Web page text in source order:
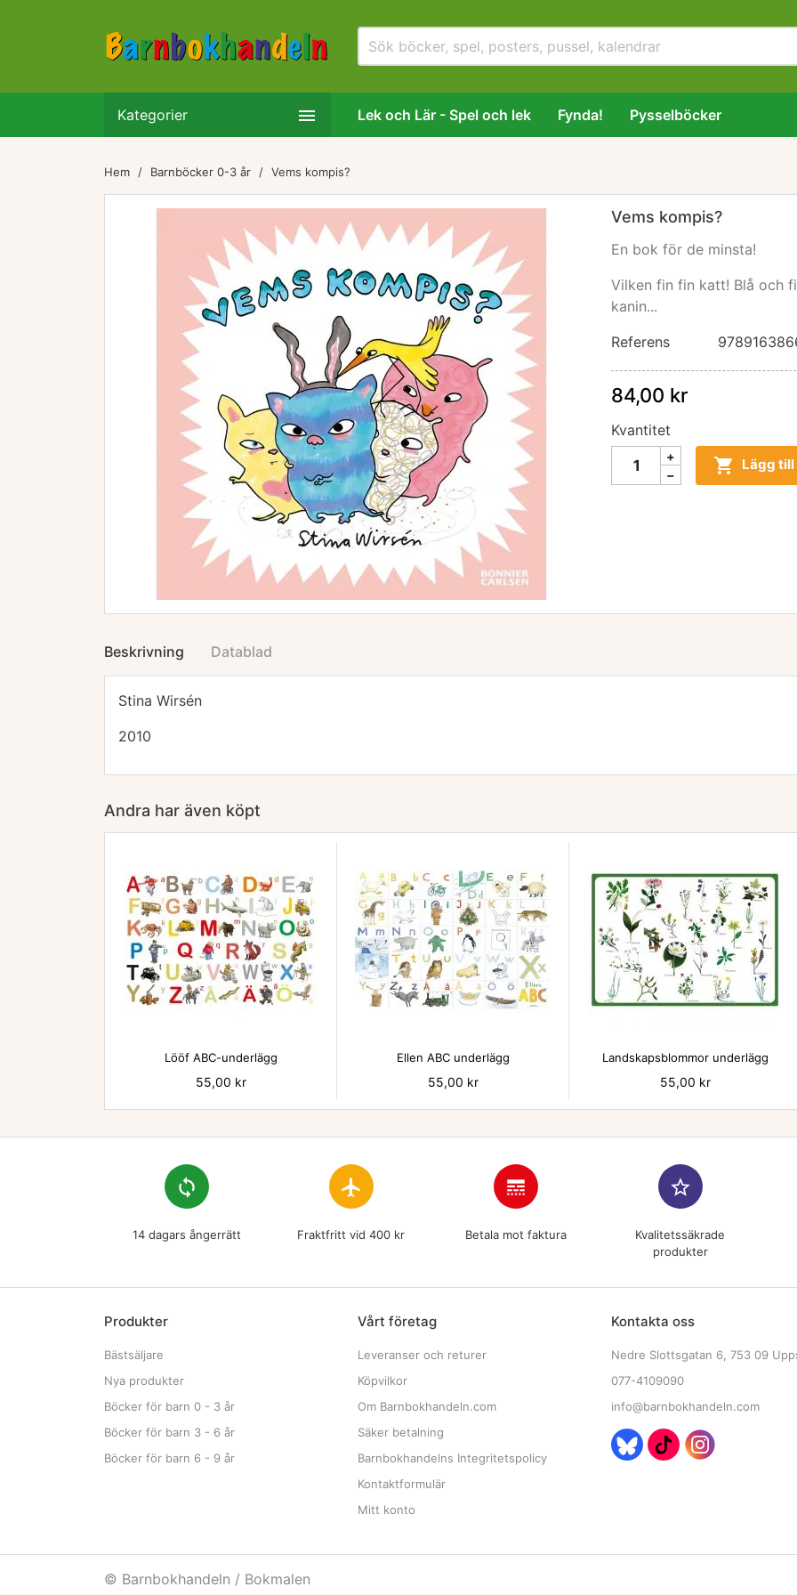
Kategorier  Lek och Lär - Spel och lek Fynda! Pysselböcker
Hem Barnböcker 0-3 år Vems kompis?
Vems kompis?
En bok för de minsta!
Vilken fin fin katt! Blå och
kanin...
Referens
84,00 kr
Kvantitet
 Lägg
Beskrivning Datablad
Stina Wirsén
2010
Andra har även köpt

Lööf ABC-underlägg
Pris
55,00 kr

Ellen ABC underlägg
Pris
55,00 kr
Landskapsblommor underlägg
Pris
55,00 kr
loop
14 dagars ångerrätt
flight
Fraktfritt vid 400 kr
line_style
Betala mot faktura
star_border
Kvalitetssäkrade
produkter
Produkter
Bästsäljare
Nya produkter
Böcker för barn 0 - 3 år
Böcker för barn 3 - 6 år
Böcker för barn 6 - 9 år
Vårt företag
Leveranser och returer
Köpvilkor
Om Barnbokhandeln.com
Säker betalning
Barnbokhandelns Integritetspolicy
Kontaktformulär
Mitt konto
Kontakta oss
Nedre Slottsgatan 6, 753 09
077-4109090
info@barnbokhandeln.com
© Barnbokhandeln / Bokmalen